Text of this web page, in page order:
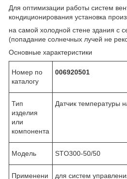
Для оптимизации работы систем
кондиционирования установка
на самой холодной стене здания с
(попадание солнечных лучей не
Основные характеристики
Номер по
каталогу
006920501
Тип
изделия
или
компонента
Датчик температуры
Модель STO300-50/50
Применени
для систем